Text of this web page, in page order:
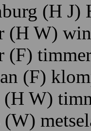
(H J)
(H W)
(F)
(F)
(H W)
(W)